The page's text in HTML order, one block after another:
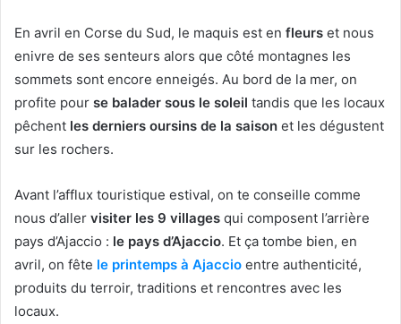
En avril en Corse du Sud, le maquis est en fleurs et nous
enivre de ses senteurs alors que côté montagnes les
sommets sont encore enneigés. Au bord de la mer, on
profite pour se balader sous le soleil tandis que les locaux
pêchent les derniers oursins de la saison et les dégustent
sur les rochers.
Avant l’afflux touristique estival, on te conseille comme
nous d’aller visiter les 9 villages qui composent l’arrière
pays d’Ajaccio : le pays d’Ajaccio. Et ça tombe bien, en
avril, on fête le printemps à Ajaccio entre authenticité,
produits du terroir, traditions et rencontres avec les
locaux.